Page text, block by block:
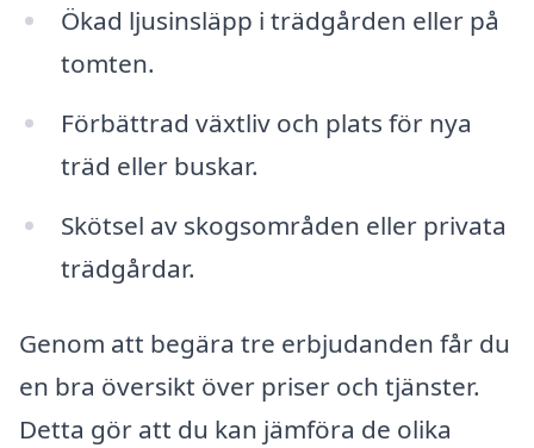
Ökad ljusinsläpp i trädgården eller på
tomten.
Förbättrad växtliv och plats för nya
träd eller buskar.
Skötsel av skogsområden eller privata
trädgårdar.
Genom att begära tre erbjudanden får du
en bra översikt över priser och tjänster.
Detta gör att du kan jämföra de olika